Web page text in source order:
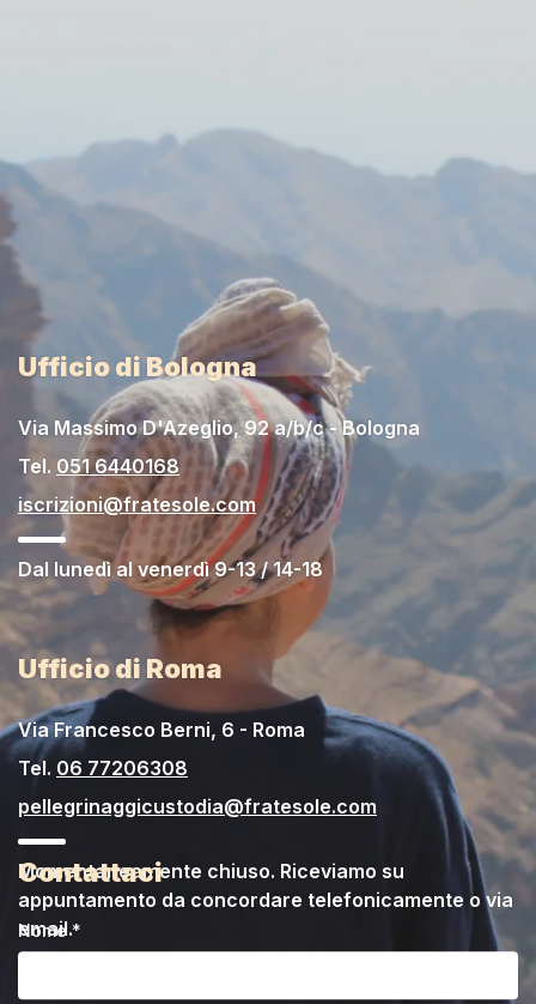
Ufficio di Bologna
Via Massimo D'Azeglio, 92 a/b/c - Bologna
Tel. 051 6440168
iscrizioni@fratesole.com
Dal lunedì al venerdì 9-13 / 14-18
Ufficio di Roma
Via Francesco Berni, 6 - Roma
Tel. 06 77206308
pellegrinaggicustodia@fratesole.com
Momentaneamente chiuso. Riceviamo su
appuntamento da concordare telefonicamente o via
email.
Contattaci
Nome *